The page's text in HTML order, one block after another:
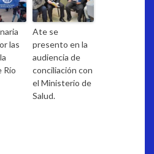
las
Río
Ate se
presento en la
audiencia de
conciliación con
el Ministerio de
Salud.